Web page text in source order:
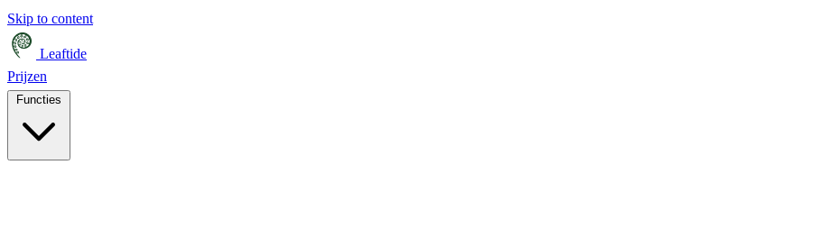
Skip to content
Leaftide
Prijzen